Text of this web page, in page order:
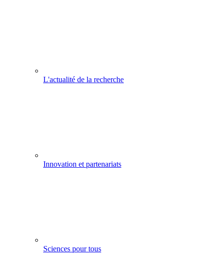
L'actualité de la recherche
Innovation et partenariats
Sciences pour tous